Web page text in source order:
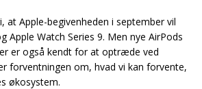
at Apple-begivenheden i september vil
Apple Watch Series 9. Men nye AirPods
er også kendt for at optræde ved
forventningen om, hvad vi kan forvente,
økosystem.